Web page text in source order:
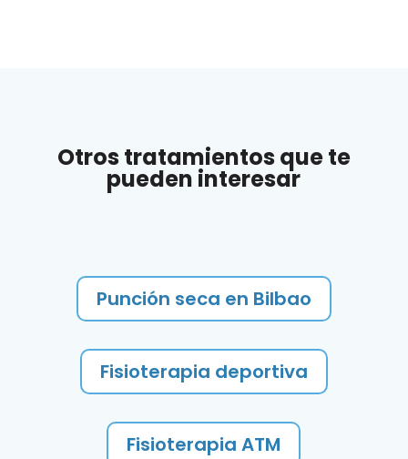
Otros tratamientos que te
pueden interesar
Punción seca en Bilbao
Fisioterapia deportiva
Fisioterapia ATM